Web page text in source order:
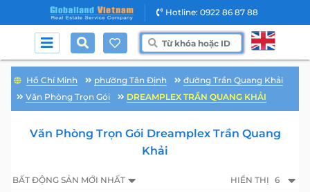
Hotline: 0922 86 87 88
Hồ Chí Minh phường Tân Định
đường Trần Quang Khải
Văn Phòng Trọn Gói
DREAMPLEX TRẦN QUANG KHẢI
Văn Phòng Trọn Gói Dreamplex Trần Quang
Khải
BẤT ĐỘNG SẢN MỚI NHẤT HIỂN THỊ 6